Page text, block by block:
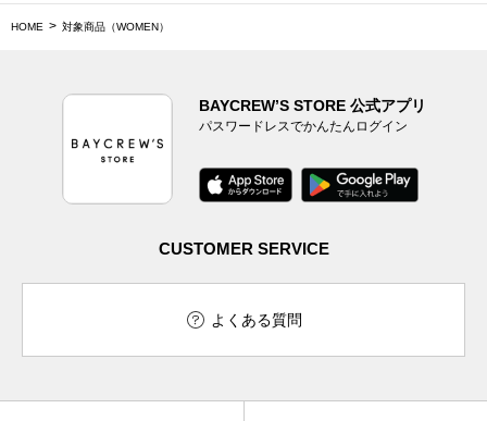
HOME 対象商品（WOMEN）
BAYCREW’S STORE 公式アプリ
パスワードレスでかんたんログイン
CUSTOMER SERVICE
よくある質問